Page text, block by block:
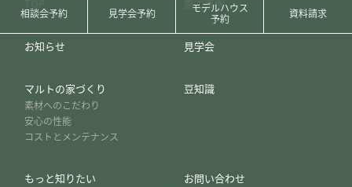
相談会予約 見学会予約
モデルハウス
予約
資料請求
お知らせ
マルトの家づくり
素材へのこだわり
安心の性能
コストとメンテナンス
もっと知りたい
施工事例
見学会
豆知識
お問い合わせ